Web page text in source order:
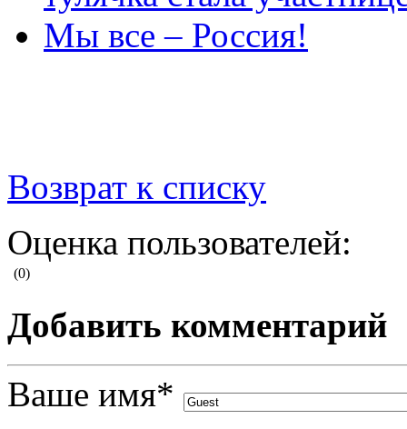
тулячка стала
Возврат к списку
Оценка пользователей:
(0)
Добавить комментарий